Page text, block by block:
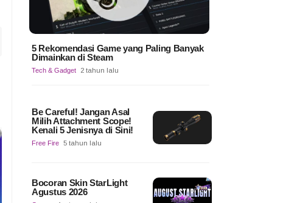
5 Rekomendasi Game yang Paling Banyak
Dimainkan di Steam
Tech & Gadget 2 tahun lalu
Be Careful! Jangan Asal
Milih Attachment Scope!
Kenali 5 Jenisnya di Sini!
Free Fire 5 tahun lalu
Bocoran Skin StarLight
Agustus 2026